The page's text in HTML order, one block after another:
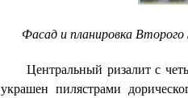
Фасад и планировка Второго
Центральный ризалит с
украшен пилястрами